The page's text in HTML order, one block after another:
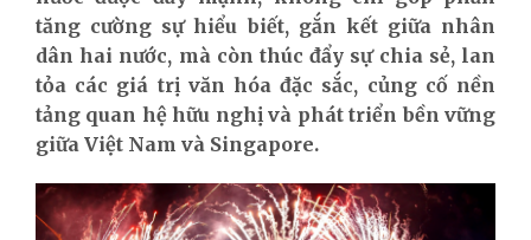
tăng cường sự hiểu biết, gắn kết giữa nhân
dân hai nước, mà còn thúc đẩy sự chia sẻ, lan
tỏa các giá trị văn hóa đặc sắc, củng cố nền
tảng quan hệ hữu nghị và phát triển bền vững
giữa Việt Nam và Singapore.